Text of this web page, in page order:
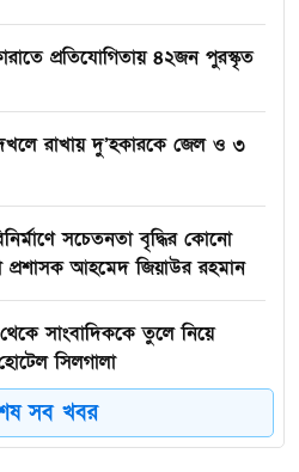
প্রতিযোগিতায় ৪২জন পুরস্কৃত
রাখায় দু’হকারকে জেল ও ৩
সচেতনতা বৃদ্ধির কোনো
প্রশাসক আহমেদ জিয়াউর রহমান
থেকে সাংবাদিককে তুলে নিয়ে
সিলগালা
এন্টারপ্রাইজের মালিককে ২৫
সব খবর